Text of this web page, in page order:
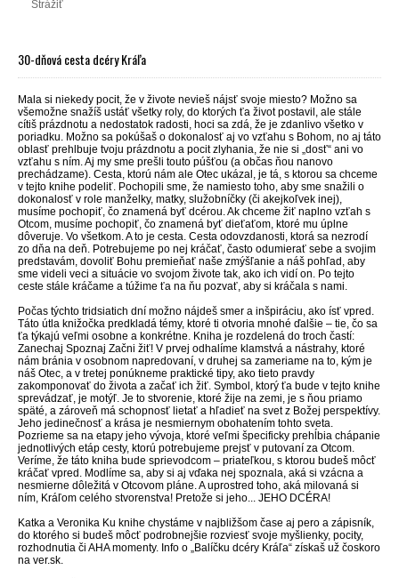
Strážiť
30-dňová cesta dcéry Kráľa
Mala si niekedy pocit, že v živote nevieš nájsť svoje miesto? Možno sa
všemožne snažíš ustáť všetky roly, do ktorých ťa život postavil, ale stále
cítiš prázdnotu a nedostatok radosti, hoci sa zdá, že je zdanlivo všetko v
poriadku. Možno sa pokúšaš o dokonalosť aj vo vzťahu s Bohom, no aj táto
oblasť prehlbuje tvoju prázdnotu a pocit zlyhania, že nie si „dosť“ ani vo
vzťahu s ním. Aj my sme prešli touto púšťou (a občas ňou nanovo
prechádzame). Cesta, ktorú nám ale Otec ukázal, je tá, s ktorou sa chceme
v tejto knihe podeliť. Pochopili sme, že namiesto toho, aby sme snažili o
dokonalosť v role manželky, matky, služobníčky (či akejkoľvek inej),
musíme pochopiť, čo znamená byť dcérou. Ak chceme žiť naplno vzťah s
Otcom, musíme pochopiť, čo znamená byť dieťaťom, ktoré mu úplne
dôveruje. Vo všetkom. A to je cesta. Cesta odovzdanosti, ktorá sa nezrodí
zo dňa na deň. Potrebujeme po nej kráčať, často odumierať sebe a svojim
predstavám, dovoliť Bohu premieňať naše zmýšľanie a náš pohľad, aby
sme videli veci a situácie vo svojom živote tak, ako ich vidí on. Po tejto
ceste stále kráčame a túžime ťa na ňu pozvať, aby si kráčala s nami.
Počas týchto tridsiatich dní možno nájdeš smer a inšpiráciu, ako ísť vpred.
Táto útla knižočka predkladá témy, ktoré ti otvoria mnohé ďalšie – tie, čo sa
ťa týkajú veľmi osobne a konkrétne. Kniha je rozdelená do troch častí:
Zanechaj Spoznaj Začni žiť! V prvej odhalíme klamstvá a nástrahy, ktoré
nám bránia v osobnom napredovaní, v druhej sa zameriame na to, kým je
náš Otec, a v tretej ponúkneme praktické tipy, ako tieto pravdy
zakomponovať do života a začať ich žiť. Symbol, ktorý ťa bude v tejto knihe
sprevádzať, je motýľ. Je to stvorenie, ktoré žije na zemi, je s ňou priamo
späté, a zároveň má schopnosť lietať a hľadieť na svet z Božej perspektívy.
Jeho jedinečnosť a krása je nesmiernym obohatením tohto sveta.
Pozrieme sa na etapy jeho vývoja, ktoré veľmi špecificky prehĺbia chápanie
jednotlivých etáp cesty, ktorú potrebujeme prejsť v putovaní za Otcom.
Veríme, že táto kniha bude sprievodcom – priateľkou, s ktorou budeš môcť
kráčať vpred. Modlíme sa, aby si aj vďaka nej spoznala, aká si vzácna a
nesmierne dôležitá v Otcovom pláne. A uprostred toho, aká milovaná si
ním, Kráľom celého stvorenstva! Pretože si jeho... JEHO DCÉRA!
Katka a Veronika Ku knihe chystáme v najbližšom čase aj pero a zápisník,
do ktorého si budeš môcť podrobnejšie rozviesť svoje myšlienky, pocity,
rozhodnutia či AHA momenty. Info o „Balíčku dcéry Kráľa“ získaš už čoskoro
na ver.sk.